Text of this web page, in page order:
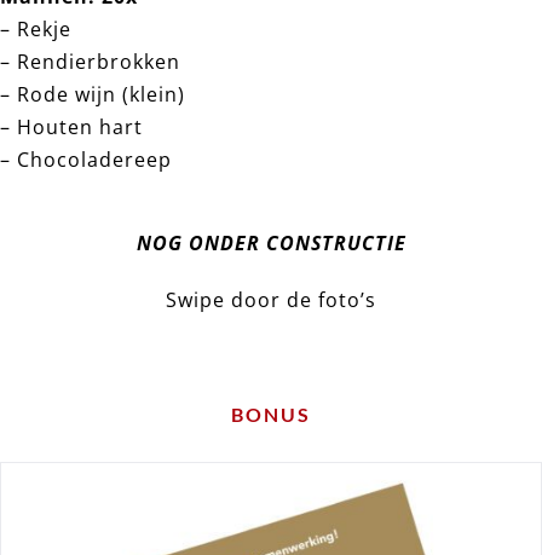
– Rekje
– Rendierbrokken
– Rode wijn (klein)
– Houten hart
– Chocoladereep
NOG ONDER CONSTRUCTIE
Swipe door de foto’s
BONUS